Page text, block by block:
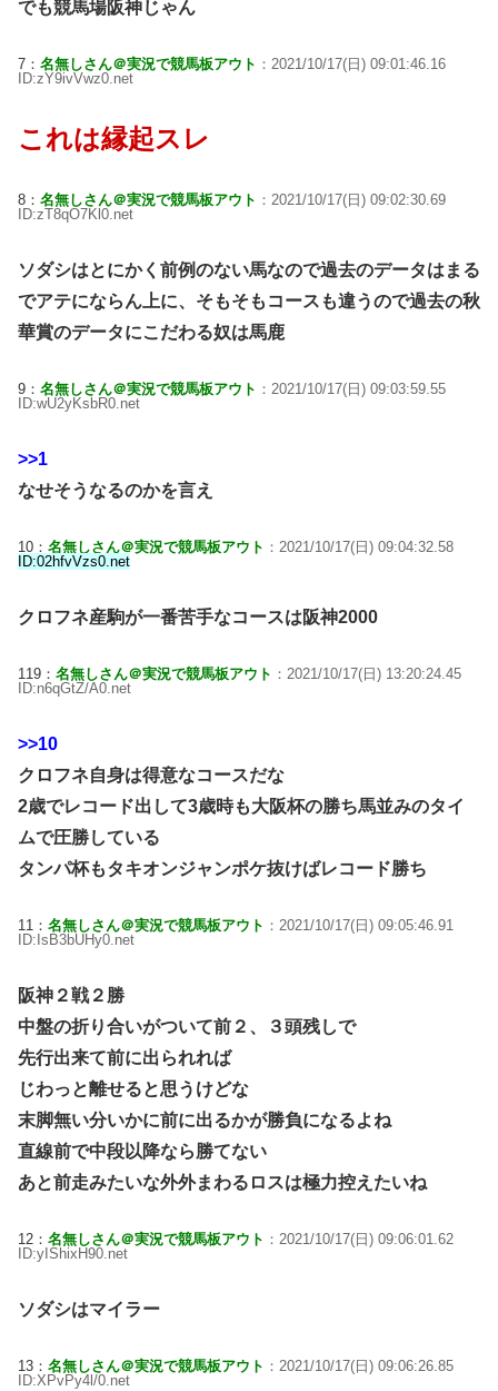
でも競馬場阪神じゃん
7： 名無しさん＠実況で競馬板アウト ：2021/10/17(日) 09:01:46.16
ID:zY9ivVwz0.net
これは縁起スレ
8： 名無しさん＠実況で競馬板アウト ：2021/10/17(日) 09:02:30.69
ID:zT8qO7Kl0.net
ソダシはとにかく前例のない馬なので過去のデータはまる
でアテにならん上に、そもそもコースも違うので過去の秋
華賞のデータにこだわる奴は馬鹿
9： 名無しさん＠実況で競馬板アウト ：2021/10/17(日) 09:03:59.55
ID:wU2yKsbR0.net
>>1
なせそうなるのかを言え
10： 名無しさん＠実況で競馬板アウト ：2021/10/17(日) 09:04:32.58
ID:02hfvVzs0.net
クロフネ産駒が一番苦手なコースは阪神2000
119： 名無しさん＠実況で競馬板アウト ：2021/10/17(日) 13:20:24.45
ID:n6qGtZ/A0.net
>>10
クロフネ自身は得意なコースだな
2歳でレコード出して3歳時も大阪杯の勝ち馬並みのタイ
ムで圧勝している
タンパ杯もタキオンジャンポケ抜けばレコード勝ち
11： 名無しさん＠実況で競馬板アウト ：2021/10/17(日) 09:05:46.91
ID:IsB3bUHy0.net
阪神２戦２勝
中盤の折り合いがついて前２、３頭残しで
先行出来て前に出られれば
じわっと離せると思うけどな
末脚無い分いかに前に出るかが勝負になるよね
直線前で中段以降なら勝てない
あと前走みたいな外外まわるロスは極力控えたいね
12： 名無しさん＠実況で競馬板アウト ：2021/10/17(日) 09:06:01.62
ID:yIShixH90.net
ソダシはマイラー
13： 名無しさん＠実況で競馬板アウト ：2021/10/17(日) 09:06:26.85
ID:XPvPy4l/0.net